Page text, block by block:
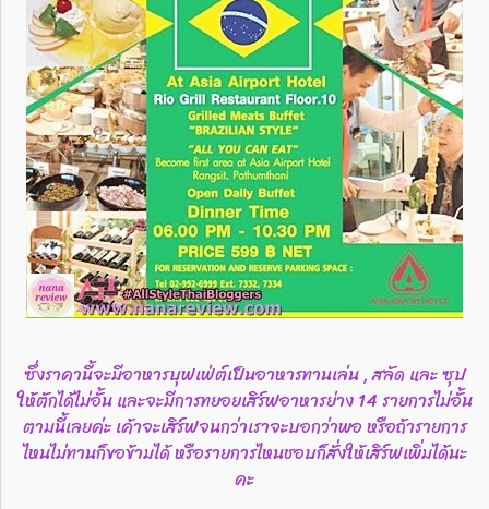
ซึ่งราคานี้จะมีอาหารบุฟเฟ่ต์เป็นอาหารทานเล่น , สลัด และ ซุป
ให้ตักได้ไม่อั้น และจะมีการทยอยเสิร์ฟอาหารย่าง 14 รายการไม่อั้น
ตามนี้เลยค่ะ เค้าจะเสิร์ฟจนกว่าเราจะบอกว่าพอ หรือถ้ารายการ
ไหนไม่ทานก็ขอข้ามได้ หรือรายการไหนชอบก็สั่งให้เสิร์ฟเพิ่มได้นะ
คะ